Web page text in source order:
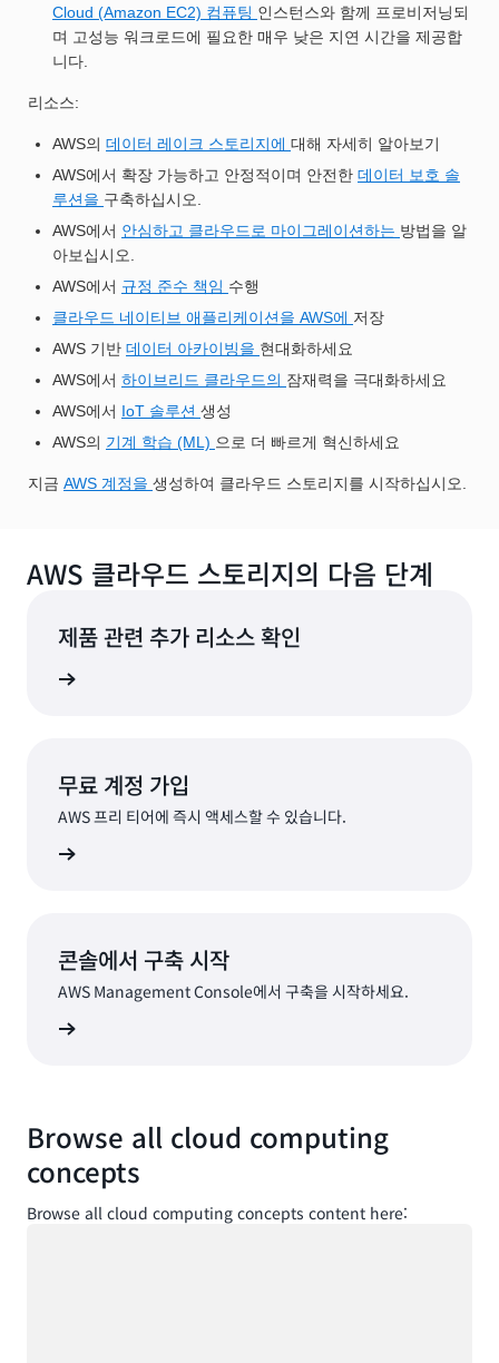
Cloud (Amazon EC2) 컴퓨팅 인스턴스와 함께 프로비저닝되
며 고성능 워크로드에 필요한 매우 낮은 지연 시간을 제공합
니다.
리소스:
AWS의 데이터 레이크 스토리지에 대해 자세히 알아보기
AWS에서 확장 가능하고 안정적이며 안전한 데이터 보호 솔
루션을 구축하십시오.
AWS에서 안심하고 클라우드로 마이그레이션하는 방법을 알
아보십시오.
AWS에서 규정 준수 책임 수행
클라우드 네이티브 애플리케이션을 AWS에 저장
AWS 기반 데이터 아카이빙을 현대화하세요
AWS에서 하이브리드 클라우드의 잠재력을 극대화하세요
AWS에서 IoT 솔루션 생성
AWS의 기계 학습 (ML) 으로 더 빠르게 혁신하세요
지금 AWS 계정을 생성하여 클라우드 스토리지를 시작하십시오.
AWS 클라우드 스토리지의 다음 단계
제품 관련 추가 리소스 확인
무료 계정 가입
AWS 프리 티어에 즉시 액세스할 수 있습니다.
콘솔에서 구축 시작
AWS Management Console에서 구축을 시작하세요.
Browse all cloud computing
concepts
Browse all cloud computing concepts content here: